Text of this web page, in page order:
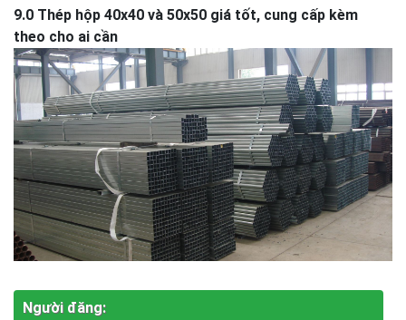
9.0 Thép hộp 40x40 và 50x50 giá tốt, cung cấp kèm
theo cho ai cần
Người đăng: